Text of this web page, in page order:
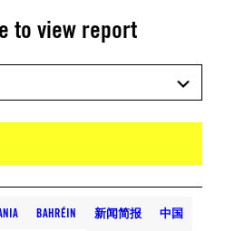
to view report
BAHRÉIN 新闻简报 中国